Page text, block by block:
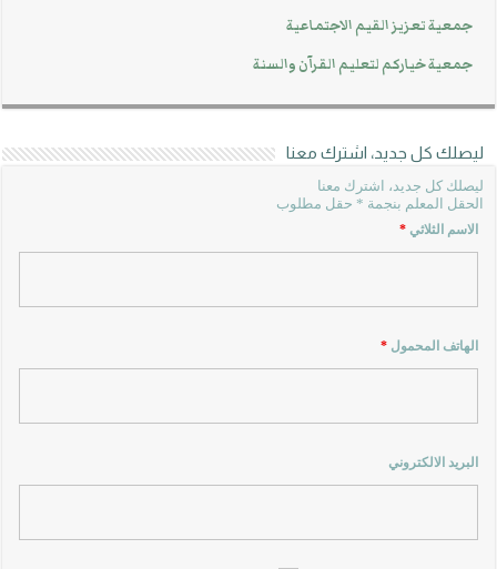
جمعية تعزيز القيم الاجتماعية
جمعية خياركم لتعليم القرآن والسنة
ليصلك كل جديد، اشترك معنا
ليصلك كل جديد، اشترك معنا
الحقل المعلم بنجمة * حقل مطلوب
الاسم الثلاثي*
الهاتف المحمول*
البريد الالكتروني